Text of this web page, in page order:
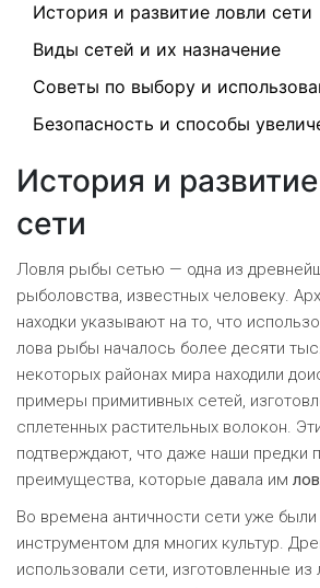
История и развитие ловли сети
Виды сетей и их назначение
Советы по выбору и
Безопасность и способы
История и
сети
Ловля рыбы сетью — одна из
рыболовства, известных человеку.
находки указывают на то, что
лова рыбы началось более десяти
некоторых районах мира находили
примеры примитивных сетей,
сплетенных растительных волокон.
подтверждают, что даже наши предки
преимущества, которые давала им
Во времена античности сети уже
инструментом для многих культур.
использовали сети, изготовленные из